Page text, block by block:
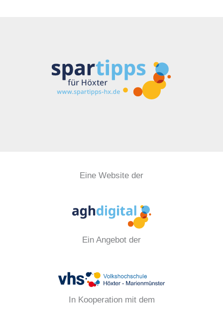
Eine Website der
Ein Angebot der
In Kooperation mit dem